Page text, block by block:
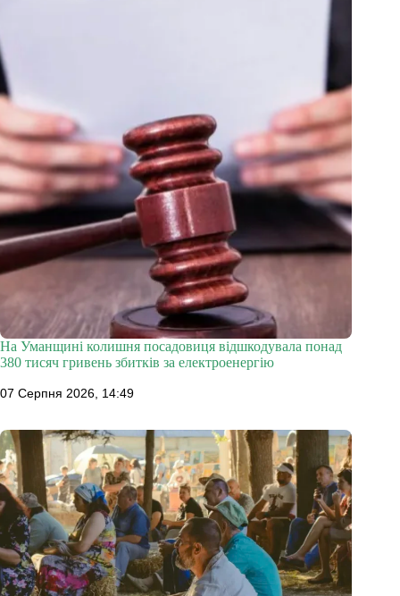
На Уманщині колишня посадовиця відшкодувала понад
380 тисяч гривень збитків за електроенергію
07 Серпня 2026, 14:49